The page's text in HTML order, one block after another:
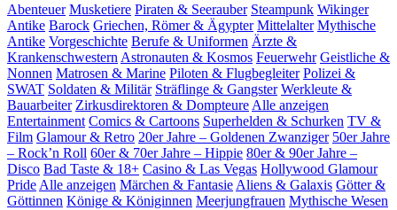
Abenteuer Musketiere Piraten & Seerauber Steampunk Wikinger
Antike Barock Griechen, Römer & Ägypter Mittelalter Mythische
Antike Vorgeschichte Berufe & Uniformen Ärzte &
Krankenschwestern Astronauten & Kosmos Feuerwehr Geistliche &
Nonnen Matrosen & Marine Piloten & Flugbegleiter Polizei &
SWAT Soldaten & Militär Sträflinge & Gangster Werkleute &
Bauarbeiter Zirkusdirektoren & Dompteure Alle anzeigen
Entertainment Comics & Cartoons Superhelden & Schurken TV &
Film Glamour & Retro 20er Jahre – Goldenen Zwanziger 50er Jahre
– Rock’n Roll 60er & 70er Jahre – Hippie 80er & 90er Jahre –
Disco Bad Taste & 18+ Casino & Las Vegas Hollywood Glamour
Pride Alle anzeigen Märchen & Fantasie Aliens & Galaxis Götter &
Göttinnen Könige & Königinnen Meerjungfrauen Mythische Wesen